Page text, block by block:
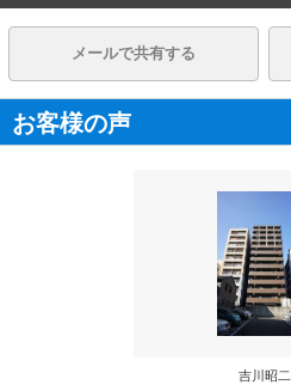
メールで共有する
お客様の声
吉川昭二